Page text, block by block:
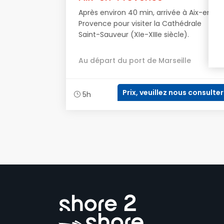
Après environ 40 min, arrivée à Aix-en-
Provence pour visiter la Cathédrale
Saint-Sauveur (XIe-XIIIe siècle).
Au départ du port de Marseille
5h Prix, veuillez nous consulter